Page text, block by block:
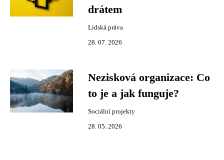
drátem
Lidská práva
28. 07. 2026
Nezisková organizace: Co
to je a jak funguje?
Sociální projekty
28. 05. 2026